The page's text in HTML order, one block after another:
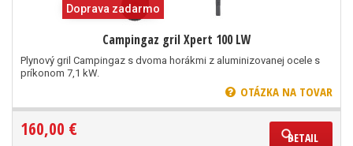
Doprava zadarmo
Campingaz gril Xpert 100 LW
Plynový gril Campingaz s dvoma horákmi z aluminizovanej ocele s
príkonom 7,1 kW.
OTÁZKA NA TOVAR
160,00 € DETAIL